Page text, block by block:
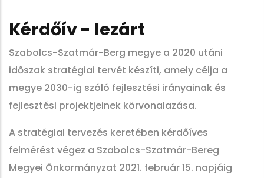
Kérdőív - lezárt
Szabolcs-Szatmár-Berg megye a 2020 utáni
időszak stratégiai tervét készíti, amely célja a
megye 2030-ig szóló fejlesztési irányainak és
fejlesztési projektjeinek körvonalazása.
A stratégiai tervezés keretében kérdőíves
felmérést végez a Szabolcs-Szatmár-Bereg
Megyei Önkormányzat 2021. február 15. napjáig